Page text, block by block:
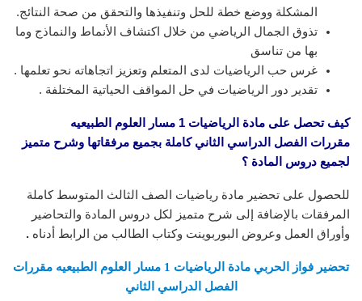
المشكلة ووضع خطة للحل وتنفيذها والتحقق من صحة النتائج.
تذوق الجمال الرياضي من خلال اكتشاف الأنماط والنماذج وما
بها من تناسق
غرس حب الرياضيات لدى المتعلم وتعزيز اتجاهاته نحو تعلمها .
تقدير دور الرياضيات في حل المواقف الحياتية المختلفة .
كيف تحصل على مادة الرياضيات 1 مسار العلوم الطبيعيه
مقررات الفصل الدراسي الثانيكاملة بجميع مرفقاتها وشرح متميز
لجميع دروس المادة ؟
للحصول على تحضير مادة رياضيات الصف الثالث المتوسط كاملة
المرفقات بالإضافة إلى شرح متميز لكل دروس المادة والتحاضير
وأوراق العمل وعروض البوربوينت وكتاب الطالب من الرابط أدناه .
تحضير فواز الحربي مادة الرياضيات 1 مسار العلوم الطبيعيه مقررات
الفصل الدراسي الثاني